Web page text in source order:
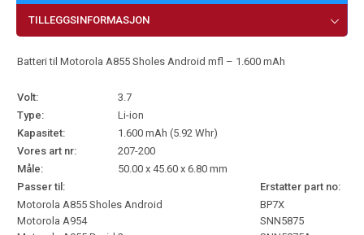
TILLEGGSINFORMASJON
Batteri til Motorola A855 Sholes Android mfl – 1.600 mAh
Volt:
3.7
Type:
Li-ion
Kapasitet:
1.600 mAh (5.92 Whr)
Vores art nr:
207-200
Måle:
50.00 x 45.60 x 6.80 mm
Passer til:
Erstatter part no:
Motorola A855 Sholes Android
Motorola A954
BP7X
SNN5875